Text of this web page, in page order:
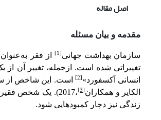
اصل مقاله
مقدمه و بیان مسئله
سازمان بهداشت جهانی [1]
از فقر
تغییراتی شده است. ازجمله، تغییر آن
انسانی آکسفورد» [2] است. این شاخص از
الکایر و همکاران [3] ،2017) . یک شخص فقیر
زندگی نیز دچار کمبودهایی شود.